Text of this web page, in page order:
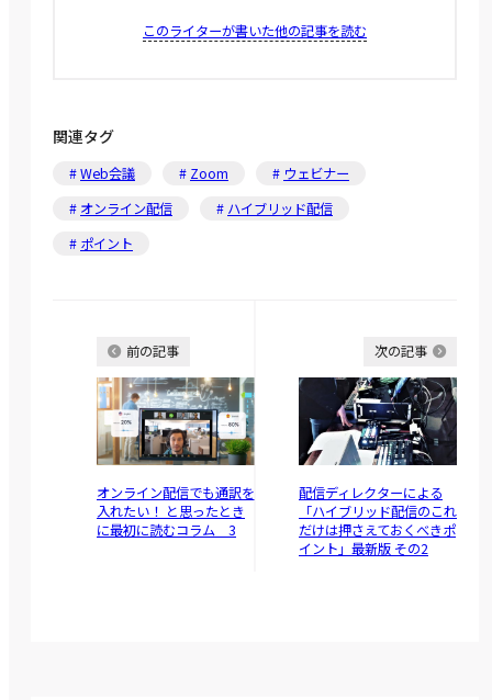
このライターが書いた他の記事を読む
関連タグ
Web会議 Zoom
ウェビナー
オンライン配信
ハイブリッド配信
ポイント
前の記事
オンライン配信でも通訳を
入れたい！ と思ったとき
に最初に読むコラム 3
次の記事
配信ディレクターによる
「ハイブリッド配信のこれ
だけは押さえておくべきポ
イント」最新版 その2